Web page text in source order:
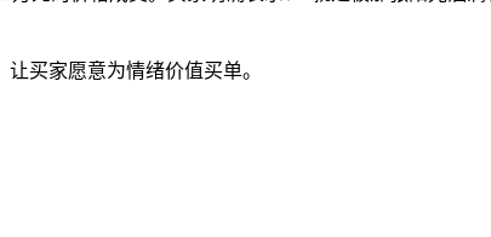
买家愿意为情绪价值买单。